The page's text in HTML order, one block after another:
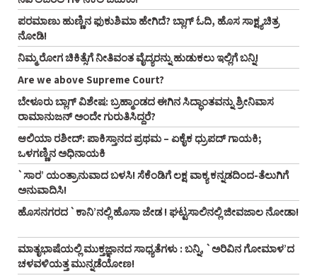
ಪರಮಾಣು ಹುಣ್ಣಿನ ಫುಕುಶಿಮಾ ಹೇಗಿದೆ? ಬ್ಲಾಗ್‌ ಓದಿ, ಹೊಸ ಸಾಕ್ಷ್ಯಚಿತ್ರ
ನೋಡಿ!
ನಿಮ್ಮ ರೋಗ ಚಿಕಿತ್ಸೆಗೆ ನೀತಿವಂತ ವೈದ್ಯರನ್ನು ಹುಡುಕಲು ಇಲ್ಲಿಗೆ ಬನ್ನಿ!
Are we above Supreme Court?
ಬೇಳೂರು ಬ್ಲಾಗ್‌ ವಿಶೇಷ: ಬ್ರಹ್ಮಾಂಡದ ಈಗಿನ ಸಿದ್ಧಾಂತವನ್ನು ಶ್ರೀನಿವಾಸ
ರಾಮಾನುಜನ್‌ ಅಂದೇ ಗುರುತಿಸಿದ್ದರೆ?
ಆಲಿಯಾ ರಶೀದ್‌: ಪಾಕಿಸ್ತಾನದ ಪ್ರಥಮ – ಏಕೈಕ ಧ್ರುಪದ್‌ ಗಾಯಕಿ;
ಒಳಗಣ್ಣಿನ ಅಧಿನಾಯಕಿ
`ಸಾರ’ ಯಂತ್ರಾನುವಾದ ಬಳಸಿ! ಸೆಕೆಂಡಿಗೆ ಲಕ್ಷ ವಾಕ್ಯ ಕನ್ನಡದಿಂದ-ತೆಲುಗಿಗೆ
ಅನುವಾದಿಸಿ!
ಹೊಸನಗರದ `ಕಾನಿ’ನಲ್ಲಿ ಹೊಸಾ ಜೇಡ ! ಘಟ್ಟಸಾಲಿನಲ್ಲಿ ಜೀವಜಾಲ ನೋಡಾ!
ಮಾತೃಭಾಷೆಯಲ್ಲಿ ಮುಕ್ತಜ್ಞಾನದ ಸಾಧ್ಯತೆಗಳು : ಬನ್ನಿ, `ಅರಿವಿನ ಗೋಮಾಳ’ದ
ಚಳವಳಿಯತ್ತ ಮುನ್ನಡೆಯೋಣ!